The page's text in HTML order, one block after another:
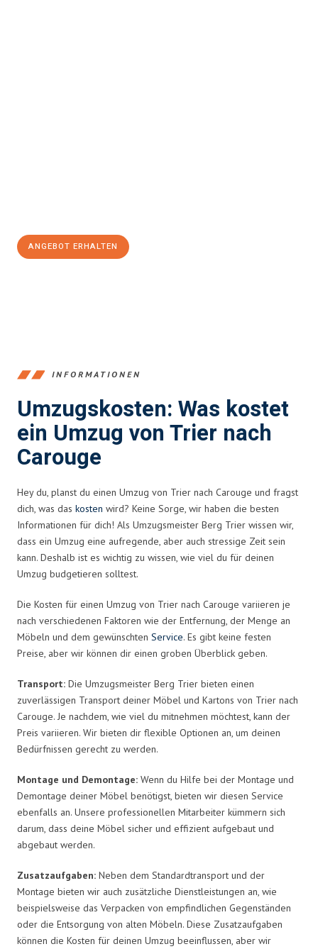
ANGEBOT ERHALTEN
INFORMATIONEN
Umzugskosten: Was kostet
ein Umzug von Trier nach
Carouge
Hey du, planst du einen Umzug von Trier nach Carouge und fragst
dich, was das kosten wird? Keine Sorge, wir haben die besten
Informationen für dich! Als Umzugsmeister Berg Trier wissen wir,
dass ein Umzug eine aufregende, aber auch stressige Zeit sein
kann. Deshalb ist es wichtig zu wissen, wie viel du für deinen
Umzug budgetieren solltest.
Die Kosten für einen Umzug von Trier nach Carouge variieren je
nach verschiedenen Faktoren wie der Entfernung, der Menge an
Möbeln und dem gewünschten Service. Es gibt keine festen
Preise, aber wir können dir einen groben Überblick geben.
Transport: Die Umzugsmeister Berg Trier bieten einen
zuverlässigen Transport deiner Möbel und Kartons von Trier nach
Carouge. Je nachdem, wie viel du mitnehmen möchtest, kann der
Preis variieren. Wir bieten dir flexible Optionen an, um deinen
Bedürfnissen gerecht zu werden.
Montage und Demontage: Wenn du Hilfe bei der Montage und
Demontage deiner Möbel benötigst, bieten wir diesen Service
ebenfalls an. Unsere professionellen Mitarbeiter kümmern sich
darum, dass deine Möbel sicher und effizient aufgebaut und
abgebaut werden.
Zusatzaufgaben: Neben dem Standardtransport und der
Montage bieten wir auch zusätzliche Dienstleistungen an, wie
beispielsweise das Verpacken von empfindlichen Gegenständen
oder die Entsorgung von alten Möbeln. Diese Zusatzaufgaben
können die Kosten für deinen Umzug beeinflussen, aber wir